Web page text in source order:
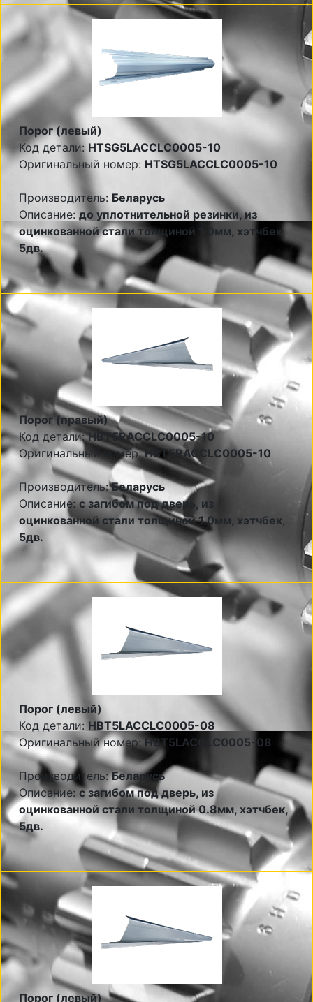
Порог (левый)
Код детали: HTSG5LACCLC0005-10
Оригинальный номер: HTSG5LACCLC0005-10
Производитель: Беларусь
Описание: до уплотнительной резинки, из
оцинкованной стали толщиной 1.0мм, хэтчбек,
5дв.
Порог (правый)
Код детали:HBT5RACCLC0005-10
Оригинальный номер:HBT5RACCLC0005-10
Производитель:Беларусь
Описание:с загибом под дверь, из
оцинкованной стали толщиной 1.0мм, хэтчбек,
5дв.
Порог (левый)
Код детали: HBT5LACCLC0005-08
Оригинальный номер: HBT5LACCLC0005-08
Производитель:Беларусь
Описание:с загибом под дверь, из
оцинкованной стали толщиной 0.8мм, хэтчбек,
5дв.
Порог (левый)